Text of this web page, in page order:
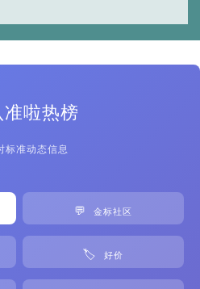
准啦热榜
准动态信息
💬 金标社区
🏷️ 好价